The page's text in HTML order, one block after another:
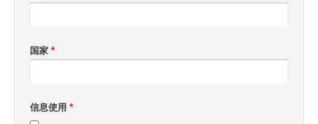
国家 *
信息使用 *